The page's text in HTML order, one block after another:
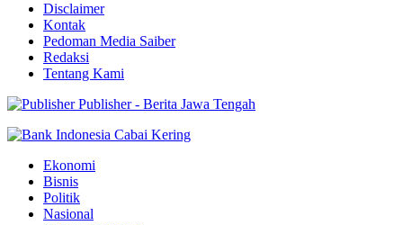
Disclaimer
Kontak
Pedoman Media Saiber
Redaksi
Tentang Kami
Publisher - Berita Jawa Tengah
Ekonomi
Bisnis
Politik
Nasional